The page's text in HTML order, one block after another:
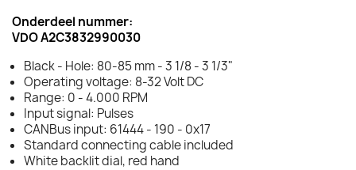
Onderdeel nummer:
VDO A2C3832990030
Black - Hole: 80-85 mm - 3 1/8 - 3 1/3"
Operating voltage: 8-32 Volt DC
Range: 0 - 4.000 RPM
Input signal: Pulses
CANBus input: 61444 - 190 - 0x17
Standard connecting cable included
White backlit dial, red hand